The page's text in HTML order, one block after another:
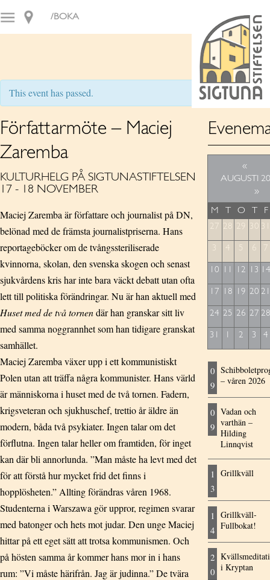
/BOKA
This event has passed.
Författarmöte – Maciej
Zaremba
KULTURHELG PÅ SIGTUNASTIFTELSEN
17 - 18 NOVEMBER
Maciej Zaremba är författare och journalist på DN,
belönad med de främsta journalistpriserna. Hans
reportageböcker om de tvångssteriliserade
kvinnorna, skolan, den svenska skogen och senast
sjukvårdens kris har inte bara väckt debatt utan ofta
lett till politiska förändringar. Nu är han aktuell med
Huset med de två tornendär han granskar sitt liv
med samma noggrannhet som han tidigare granskat
samhället.
Maciej Zaremba växer upp i ett kommunistiskt
Polen utan att träffa några kommunister. Hans värld
är människorna i huset med de två tornen. Fadern,
krigsveteran och sjukhuschef, trettio år äldre än
modern, båda två psykiater. Ingen talar om det
förflutna. Ingen talar heller om framtiden, för inget
kan där bli annorlunda. ”Man måste ha levt med det
för att förstå hur mycket frid det finns i
hopplösheten.” Allting förändras våren 1968.
Studenterna i Warszawa gör uppror, regimen svarar
med batonger och hets mot judar. Den unge Maciej
hittar på ett eget sätt att trotsa kommunismen. Och
på hösten samma år kommer hans mor in i hans
rum: ”Vi måste härifrån. Jag är judinna.” De tvära
«
AUGUSTI
»
M
T O T F
27 28 29 30
3 4 5 6 7
10 11 12 13
17 18 19 20
24 25 26 27
31 1 2 3 4
0
9 – våren 2026
0
9
Vadan och
varthän –
Hilding
Linnqvist
1
3
Grillkväll
1
4
Grillkväll-
Fullbokat!
2
0 i Kryptan